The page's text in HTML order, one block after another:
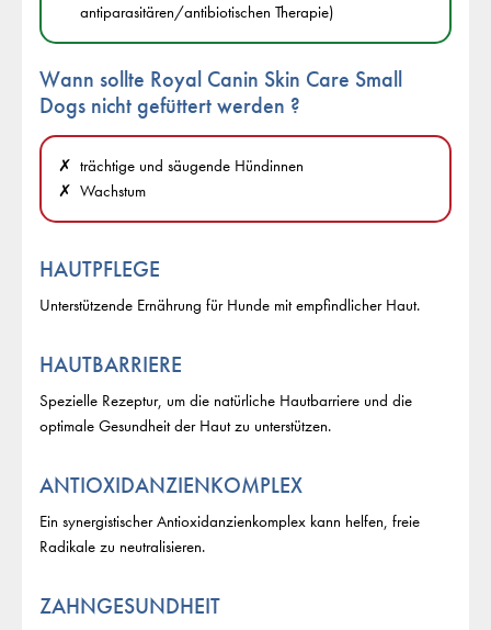
antiparasitären/antibiotischen Therapie)
Wann sollte Royal Canin Skin Care Small
Dogs nichtgefüttert werden ?
trächtige und säugende Hündinnen
Wachstum
HAUTPFLEGE
Unterstützende Ernährung für Hunde mit empfindlicher Haut.
HAUTBARRIERE
Spezielle Rezeptur, um die natürliche Hautbarriere und die
optimale Gesundheit der Haut zu unterstützen.
ANTIOXIDANZIENKOMPLEX
Ein synergistischer Antioxidanzienkomplex kann helfen, freie
Radikale zu neutralisieren.
ZAHNGESUNDHEIT